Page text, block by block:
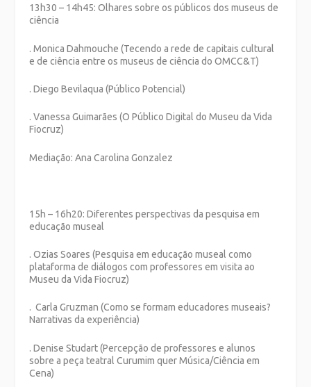
13h30 – 14h45: Olhares sobre os públicos dos museus de
ciência
. Monica Dahmouche (Tecendo a rede de capitais cultural
e de ciência entre os museus de ciência do OMCC&T)
. Diego Bevilaqua (Público Potencial)
. Vanessa Guimarães (O Público Digital do Museu da Vida
Fiocruz)
Mediação: Ana Carolina Gonzalez
15h – 16h20: Diferentes perspectivas da pesquisa em
educação museal
. Ozias Soares (Pesquisa em educação museal como
plataforma de diálogos com professores em visita ao
Museu da Vida Fiocruz)
. Carla Gruzman (Como se formam educadores museais?
Narrativas da experiência)
. Denise Studart (Percepção de professores e alunos
sobre a peça teatral Curumim quer Música/Ciência em
Cena)